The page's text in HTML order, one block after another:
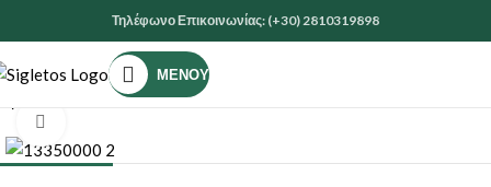
Τηλέφωνο Επικοινωνίας: (+30) 2810319898
ΜΕΝΟΎ
ΕΙΔΗ ΚΙΓΚΑΛΕΡΙΑΣ